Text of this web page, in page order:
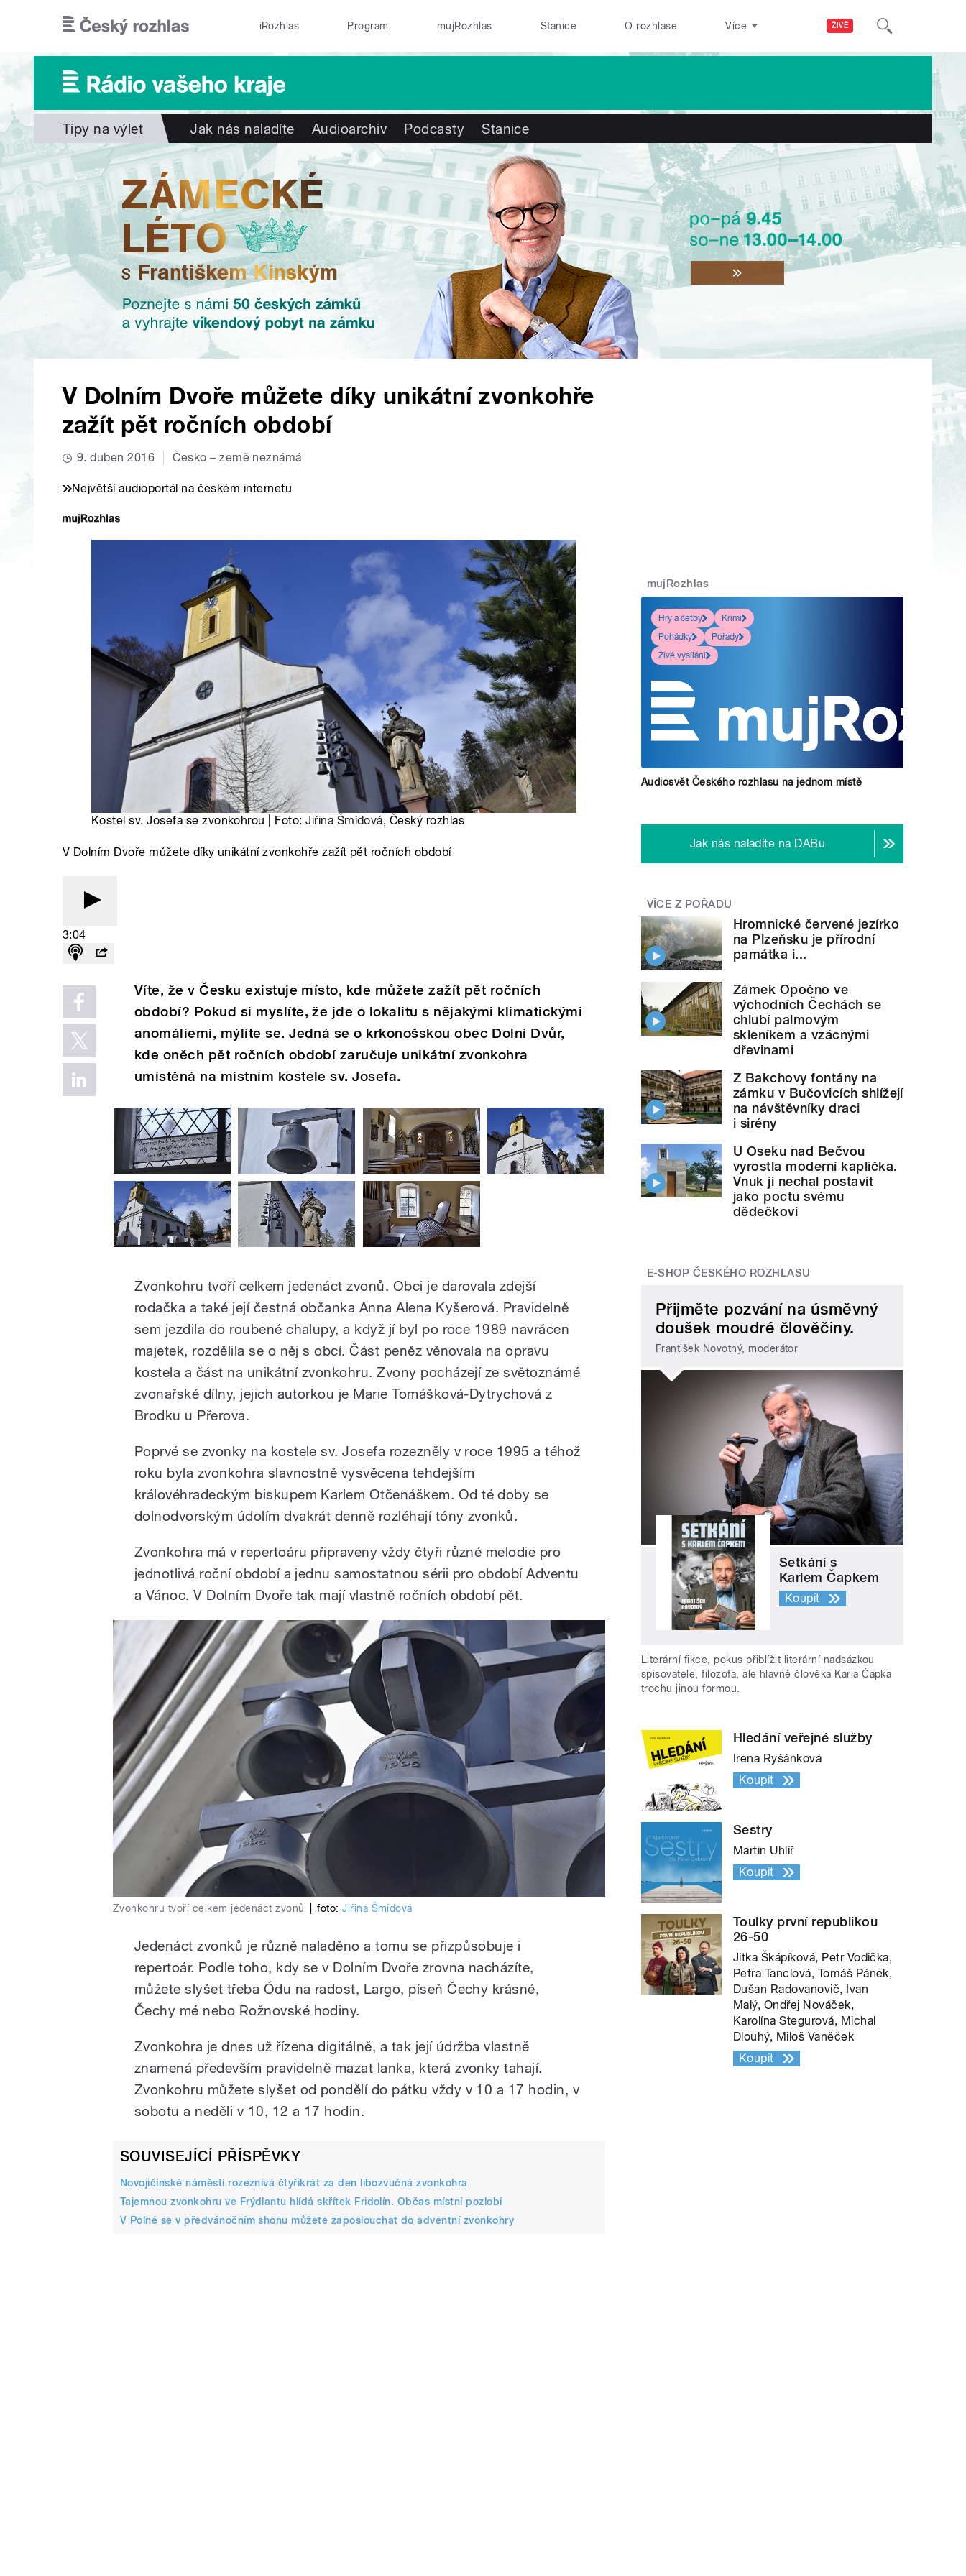
ŽIVĚ
iRozhlas Program mujRozhlas Stanice O rozhlase Více
Tipy na výlet Jak nás naladíte Audioarchiv Podcasty Stanice
V Dolním Dvoře můžete díky unikátní zvonkohře
zažít pět ročních období
9. duben 2016 Česko – země neznámá
Největší audioportál na českém internetu
Kostel sv. Josefa se zvonkohrou | Foto:Jiřina Šmídová, Český rozhlas
V Dolním Dvoře můžete díky unikátní zvonkohře zažít pět ročních období
3:04
Víte, že v Česku existuje místo, kde můžete zažít pět ročních
období? Pokud si myslíte, že jde o lokalitu s nějakými klimatickými
anomáliemi, mýlíte se. Jedná se o krkonošskou obec Dolní Dvůr,
kde oněch pět ročních období zaručuje unikátní zvonkohra
umístěná na místním kostele sv. Josefa.
Zvonkohru tvoří celkem jedenáct zvonů. Obci je darovala zdejší
rodačka a také její čestná občanka Anna Alena Kyšerová. Pravidelně
sem jezdila do roubené chalupy, a když jí byl po roce 1989 navrácen
majetek, rozdělila se o něj s obcí. Část peněz věnovala na opravu
kostela a část na unikátní zvonkohru. Zvony pocházejí ze světoznámé
zvonařské dílny, jejich autorkou je Marie Tomášková-Dytrychová z
Brodku u Přerova.
Poprvé se zvonky na kostele sv. Josefa rozezněly v roce 1995 a téhož
roku byla zvonkohra slavnostně vysvěcena tehdejším
královéhradeckým biskupem Karlem Otčenáškem. Od té doby se
dolnodvorským údolím dvakrát denně rozléhají tóny zvonků.
Zvonkohra má v repertoáru připraveny vždy čtyři různé melodie pro
jednotlivá roční období a jednu samostatnou sérii pro období Adventu
a Vánoc. V Dolním Dvoře tak mají vlastně ročních období pět.
Zvonkohru tvoří celkem jedenáct zvonů foto:Jiřina Šmídová
Jedenáct zvonků je různě naladěno a tomu se přizpůsobuje i
repertoár. Podle toho, kdy se v Dolním Dvoře zrovna nacházíte,
můžete slyšet třeba Ódu na radost, Largo, píseň Čechy krásné,
Čechy mé nebo Rožnovské hodiny.
Zvonkohra je dnes už řízena digitálně, a tak její údržba vlastně
znamená především pravidelně mazat lanka, která zvonky tahají.
Zvonkohru můžete slyšet od pondělí do pátku vždy v 10 a 17 hodin, v
sobotu a neděli v 10, 12 a 17 hodin.
SOUVISEJÍCÍ PŘÍSPĚVKY
Novojičínské náměstí rozeznívá čtyřikrát za den libozvučná zvonkohra
Tajemnou zvonkohru ve Frýdlantu hlídá skřítek Fridolín. Občas místní pozlobí
V Polné se v předvánočním shonu můžete zaposlouchat do adventní zvonkohry
mujRozhlas
Hry a četby
Krimi
Pohádky
Pořady
Živé vysílání
Audiosvět Českého rozhlasu na jednom místě
Jak nás naladíte na DABu
VÍCE Z POŘADU
Hromnické červené jezírko
na Plzeňsku je přírodní
památka i...
Zámek Opočno ve
východních Čechách se
chlubí palmovým
skleníkem a vzácnými
dřevinami
Z Bakchovy fontány na
zámku v Bučovicích shlížejí
na návštěvníky draci
i sirény
U Oseku nad Bečvou
vyrostla moderní kaplička.
Vnuk ji nechal postavit
jako poctu svému
dědečkovi
E-SHOP ČESKÉHO ROZHLASU
Přijměte pozvání na úsměvný
doušek moudré člověčiny.
František Novotný, moderátor
Setkání s
Karlem Čapkem
Koupit
Literární fikce, pokus přiblížit literární nadsázkou
spisovatele, filozofa, ale hlavně člověka Karla Čapka
trochu jinou formou.
Hledání veřejné služby
Irena Ryšánková
Koupit
Sestry
Martin Uhlíř
Koupit
Toulky první republikou
26-50
Jitka Škápíková, Petr Vodička,
Petra Tanclová, Tomáš Pánek,
Dušan Radovanovič, Ivan
Malý, Ondřej Nováček,
Karolína Stegurová, Michal
Dlouhý, Miloš Vaněček
Koupit